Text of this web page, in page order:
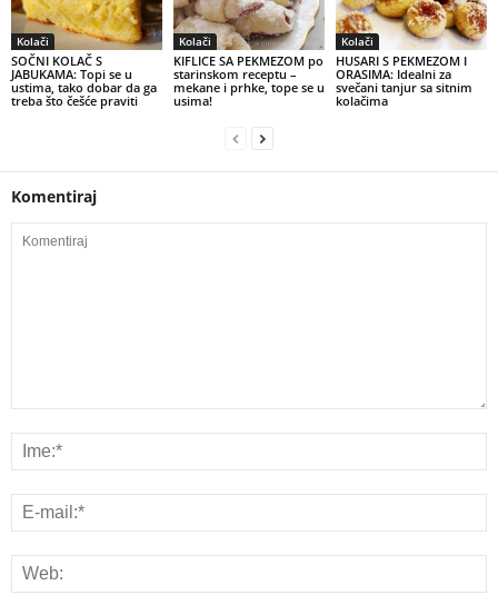
Kolači
SOČNI KOLAČ S
JABUKAMA: Topi se u
ustima, tako dobar da ga
treba što češće praviti
Kolači
KIFLICE SA PEKMEZOM po
starinskom receptu –
mekane i prhke, tope se u
usima!
Kolači
HUSARI S PEKMEZOM I
ORASIMA: Idealni za
svečani tanjur sa sitnim
kolačima
Komentiraj